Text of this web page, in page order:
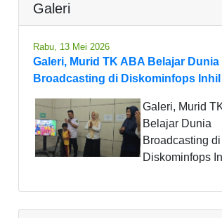
Galeri
Rabu, 13 Mei 2026
Galeri, Murid TK ABA Belajar Dunia
Broadcasting di Diskominfops Inhil
Galeri, Murid
Belajar Dunia
Broadcasting di
Diskominfops